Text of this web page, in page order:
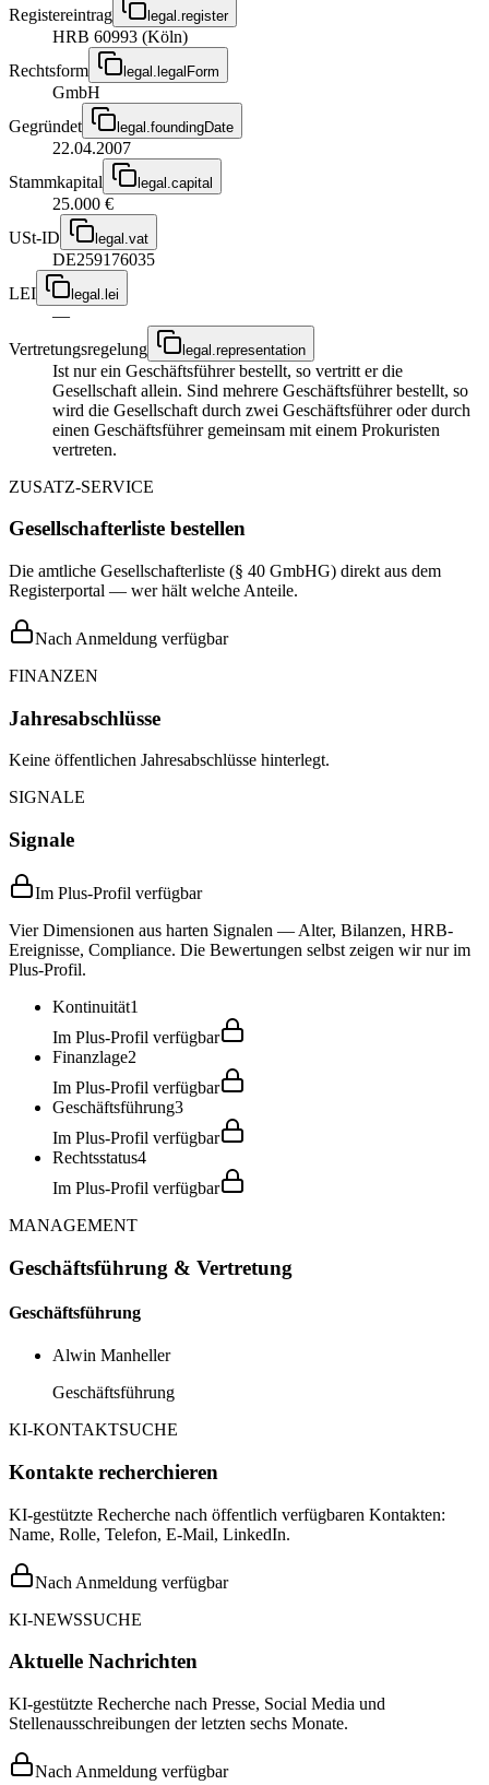
Registereintrag legal.register
HRB 60993 (Köln)
Rechtsform
legal.legalForm
GmbH
Gegründet
legal.foundingDate
22.04.2007
Stammkapital
legal.capital
25.000 €
USt-ID
legal.vat
DE259176035
LEI
legal.lei
—
Vertretungsregelung
legal.representation
Ist nur ein Geschäftsführer bestellt, so vertritt er die
Gesellschaft allein. Sind mehrere Geschäftsführer bestellt, so
wird die Gesellschaft durch zwei Geschäftsführer oder durch
einen Geschäftsführer gemeinsam mit einem Prokuristen
vertreten.
ZUSATZ-SERVICE
Gesellschafterliste bestellen
Die amtliche Gesellschafterliste (§ 40 GmbHG) direkt aus dem
Registerportal — wer hält welche Anteile.
Nach Anmeldung verfügbar
FINANZEN
Jahresabschlüsse
Keine öffentlichen Jahresabschlüsse hinterlegt.
SIGNALE
Signale
Im Plus-Profil verfügbar
Vier Dimensionen aus harten Signalen — Alter, Bilanzen, HRB-
Ereignisse, Compliance. Die Bewertungen selbst zeigen wir nur im
Plus-Profil.
Kontinuität1
Im Plus-Profil verfügbar
Finanzlage2
Im Plus-Profil verfügbar
Geschäftsführung3
Im Plus-Profil verfügbar
Rechtsstatus4
Im Plus-Profil verfügbar
MANAGEMENT
Geschäftsführung & Vertretung
Geschäftsführung
Alwin Manheller
Geschäftsführung
KI-KONTAKTSUCHE
Kontakte recherchieren
KI-gestützte Recherche nach öffentlich verfügbaren Kontakten:
Name, Rolle, Telefon, E-Mail, LinkedIn.
Nach Anmeldung verfügbar
KI-NEWSSUCHE
Aktuelle Nachrichten
KI-gestützte Recherche nach Presse, Social Media und
Stellenausschreibungen der letzten sechs Monate.
Nach Anmeldung verfügbar